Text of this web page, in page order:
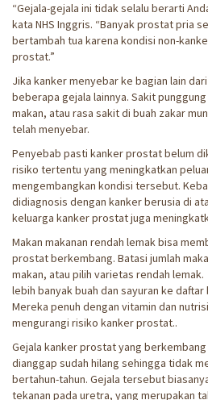
“Gejala-gejala ini tidak selalu berarti
kata NHS Inggris. “Banyak prostat pria
bertambah tua karena kondisi non-
prostat.”
Jika kanker menyebar ke bagian lain
beberapa gejala lainnya. Sakit
makan, atau rasa sakit di buah zakar
telah menyebar.
Penyebab pasti kanker prostat belum
risiko tertentu yang meningkatkan
mengembangkan kondisi tersebut.
didiagnosis dengan kanker berusia di
keluarga kanker prostat juga
Makan makanan rendah lemak bisa
prostat berkembang. Batasi jumlah
makan, atau pilih varietas rendah
lebih banyak buah dan sayuran ke daftar
Mereka penuh dengan vitamin dan
mengurangi risiko kanker prostat..
Gejala kanker prostat yang
dianggap sudah hilang sehingga tidak
bertahun-tahun. Gejala tersebut
tekanan pada uretra, yang merupakan